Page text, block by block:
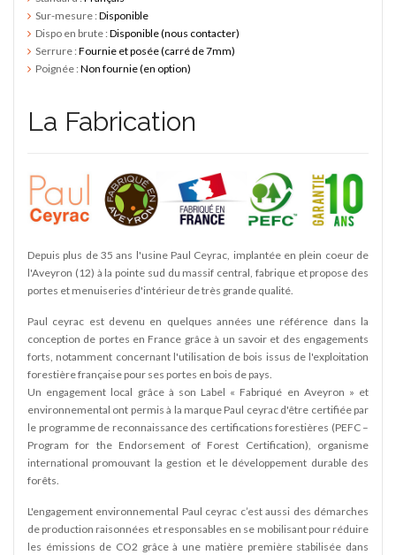
Sur-mesure : Disponible
Dispo en brute : Disponible (nous contacter)
Serrure : Fournie et posée (carré de 7mm)
Poignée : Non fournie (en option)
La Fabrication
Depuis plus de 35 ans l'usine Paul Ceyrac, implantée en plein coeur de
l'Aveyron (12) à la pointe sud du massif central, fabrique et propose des
portes et menuiseries d'intérieur de très grande qualité.
Paul ceyrac est devenu en quelques années une référence dans la
conception de portes en France grâce à un savoir et des engagements
forts, notamment concernant l'utilisation de bois issus de l'exploitation
forestière française pour ses portes en bois de pays.
Un engagement local grâce à son Label « Fabriqué en Aveyron » et
environnemental ont permis à la marque Paul ceyrac d'être certifiée par
le programme de reconnaissance des certifications forestières (PEFC –
Program for the Endorsement of Forest Certification), organisme
international promouvant la gestion et le développement durable des
forêts.
L'engagement environnemental Paul ceyrac c’est aussi des démarches
de production raisonnées et responsables en se mobilisant pour réduire
les émissions de CO2 grâce à une matière première stabilisée dans